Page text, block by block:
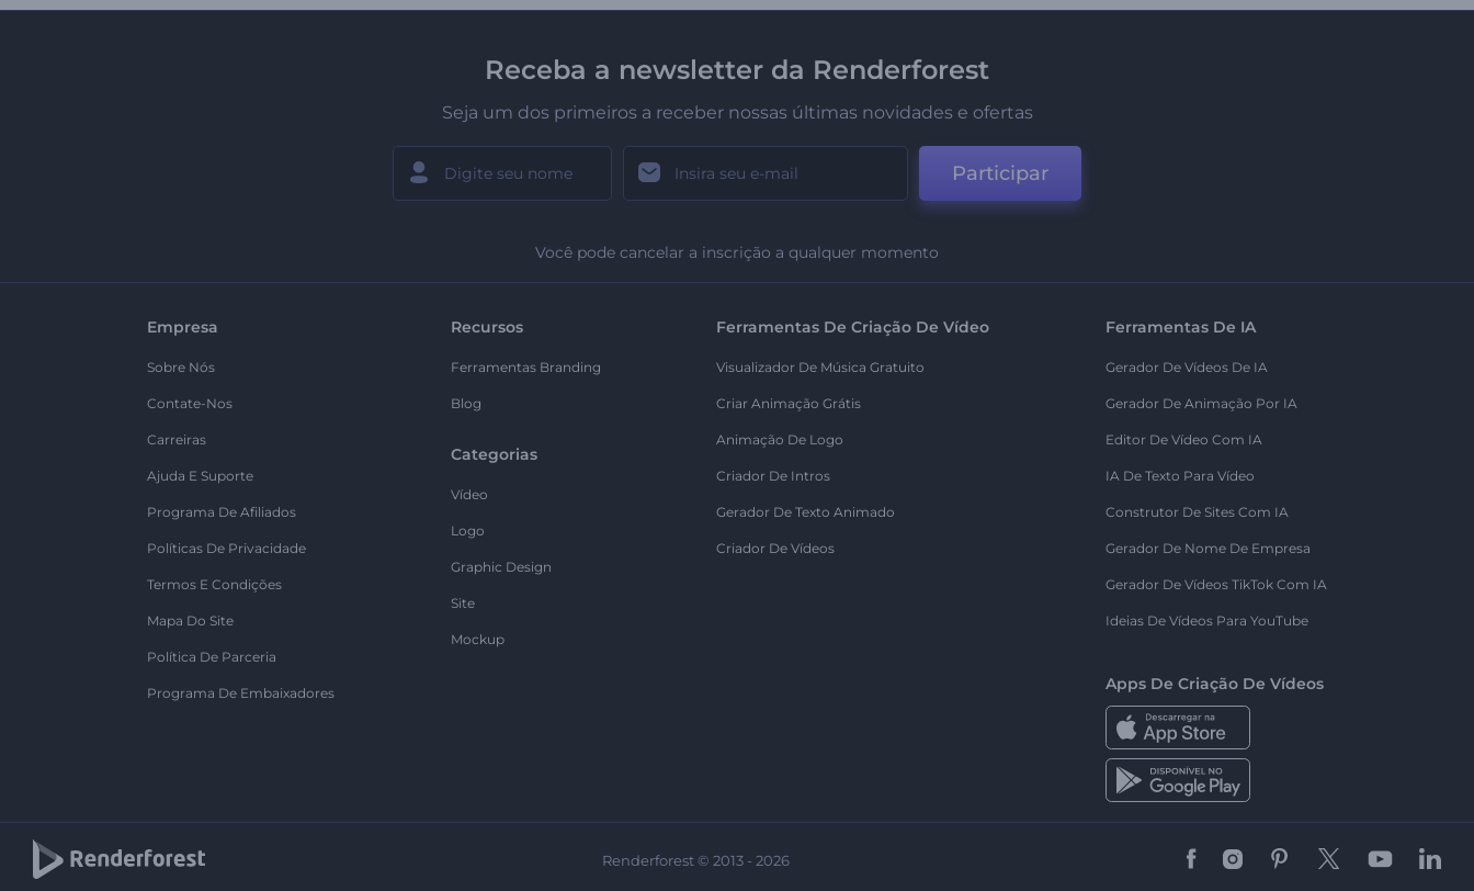
Receba a newsletter da Renderforest
Seja um dos primeiros a receber nossas últimas novidades e ofertas
Participar
Você pode cancelar a inscrição a qualquer momento
Empresa
Sobre Nós
Contate-Nos
Carreiras
Ajuda E Suporte
Programa De Afiliados
Políticas De Privacidade
Termos E Condições
Mapa Do Site
Política De Parceria
Programa De Embaixadores
Recursos
Ferramentas Branding
Blog
Categorias
Vídeo
Logo
Graphic Design
Site
Mockup
Ferramentas De Criação De Vídeo
Visualizador De Música Gratuito
Criar Animação Grátis
Animação De Logo
Criador De Intros
Gerador De Texto Animado
Criador De Vídeos
Ferramentas De IA
Gerador De Vídeos De IA
Gerador De Animação Por IA
Editor De Vídeo Com IA
IA De Texto Para Vídeo
Construtor De Sites Com IA
Gerador De Nome De Empresa
Gerador De Vídeos TikTok Com IA
Ideias De Vídeos Para YouTube
Apps De Criação De Vídeos
Renderforest © 2013 - 2026